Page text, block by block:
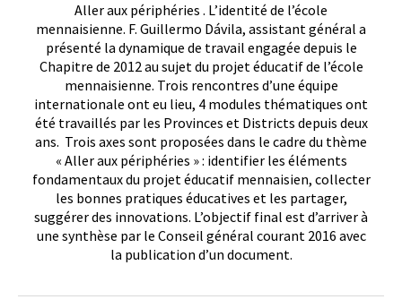
Aller aux périphéries . L’identité de l’école
mennaisienne. F. Guillermo Dávila, assistant général a
présenté la dynamique de travail engagée depuis le
Chapitre de 2012 au sujet du projet éducatif de l’école
mennaisienne. Trois rencontres d’une équipe
internationale ont eu lieu, 4 modules thématiques ont
été travaillés par les Provinces et Districts depuis deux
ans. Trois axes sont proposées dans le cadre du thème
« Aller aux périphéries » : identifier les éléments
fondamentaux du projet éducatif mennaisien, collecter
les bonnes pratiques éducatives et les partager,
suggérer des innovations. L’objectif final est d’arriver à
une synthèse par le Conseil général courant 2016 avec
la publication d’un document.